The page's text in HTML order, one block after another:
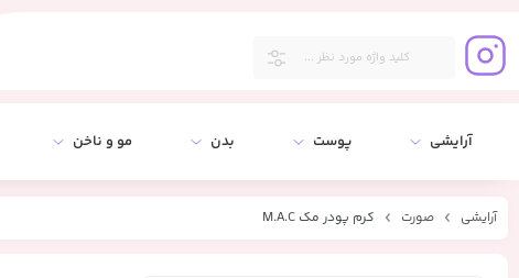
آرایشی پوست بدن مو و ناخن
آرایشی صورت کرم پودر مک M.A.C